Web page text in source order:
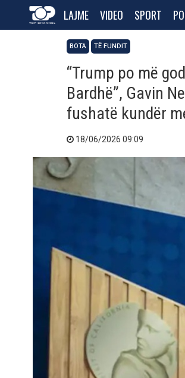
LAJME VIDEO SPORT
BOTA TË FUNDIT
“Trump po më
Bardhë”, Gavin
fushatë kundër
18/06/2026 09:09